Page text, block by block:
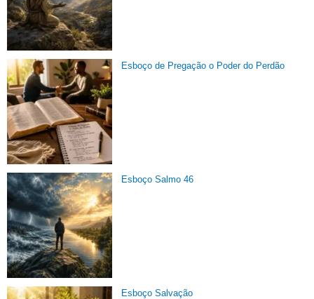
Esboço de Pregação o Poder do Perdão
Esboço Salmo 46
Esboço Salvação